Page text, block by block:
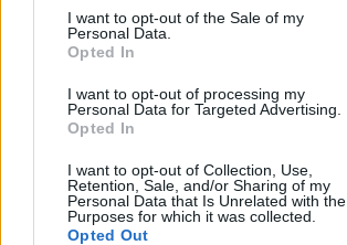
consent section.
I want to opt-out of the Sale of my
Personal Data.
Opted In
I want to opt-out of processing my
Personal Data for Targeted Advertising.
Opted In
I want to opt-out of Collection, Use,
Retention, Sale, and/or Sharing of my
Personal Data that Is Unrelated with the
Purposes for which it was collected.
Opted Out